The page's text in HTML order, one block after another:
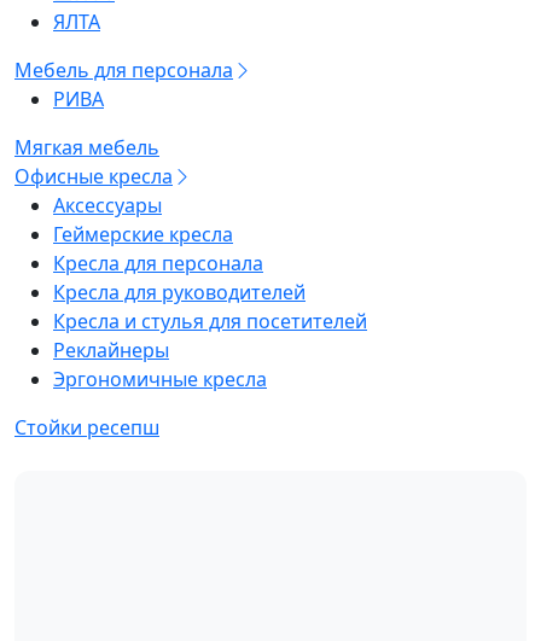
ЯЛТА
Мебель для персонала
РИВА
Мягкая мебель
Офисные кресла
Аксессуары
Геймерские кресла
Кресла для персонала
Кресла для руководителей
Кресла и стулья для посетителей
Реклайнеры
Эргономичные кресла
Стойки ресепш